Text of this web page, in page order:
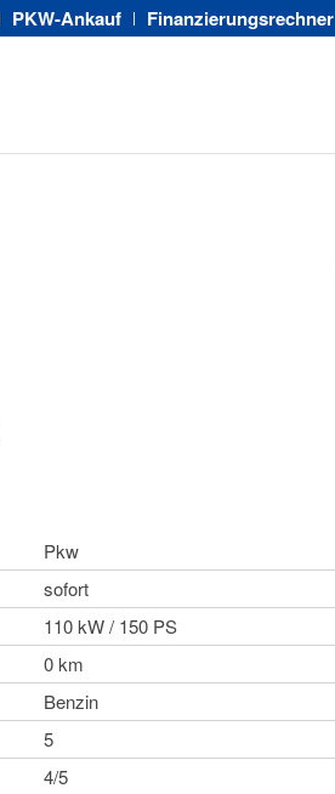
PKW-Ankauf Finanzierungsrechner
Pkw
sofort
110 kW / 150 PS
0 km
Benzin
5
4/5